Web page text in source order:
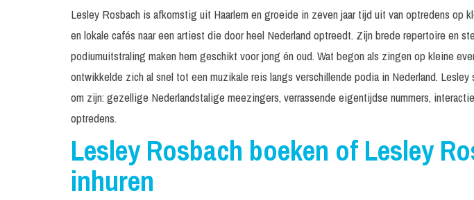
Lesley Rosbach is afkomstig uit Haarlem en groeide in zeven jaar tijd uit van optredens op
en lokale cafés naar een artiest die door heel Nederland optreedt. Zijn brede repertoire en
podiumuitstraling maken hem geschikt voor jong én oud. Wat begon als zingen op kleine
ontwikkelde zich al snel tot een muzikale reis langs verschillende podia in Nederland. Lesley
om zijn: gezellige Nederlandstalige meezingers, verrassende eigentijdse nummers,
optredens.
Lesley Rosbach boeken of Lesley
inhuren